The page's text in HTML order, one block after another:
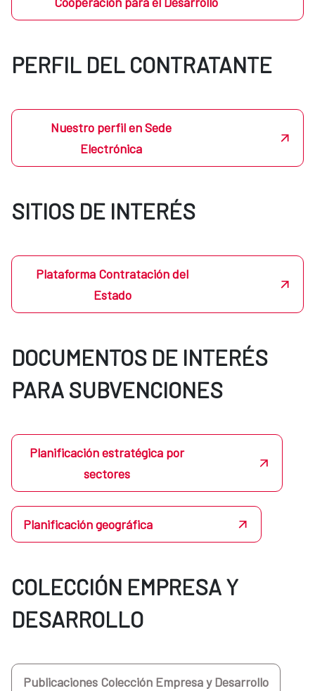
PERFIL DEL CONTRATANTE
Nuestro perfil en Sede
Electrónica
SITIOS DE INTERÉS
Plataforma Contratación del
Estado
DOCUMENTOS DE INTERÉS
PARA SUBVENCIONES
Planificación estratégica por
sectores
Planificación geográfica
COLECCIÓN EMPRESA Y
DESARROLLO
Publicaciones Colección Empresa y Desarrollo